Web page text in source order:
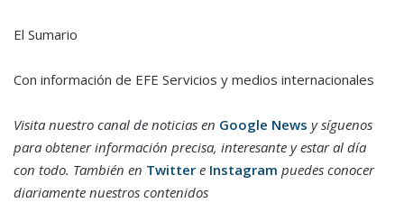
El Sumario
Con información de EFE Servicios y medios internacionales
Visita nuestro canal de noticias en Google News y síguenos
para obtener información precisa, interesante y estar al día
con todo. También en Twitter e Instagram puedes conocer
diariamente nuestros contenidos